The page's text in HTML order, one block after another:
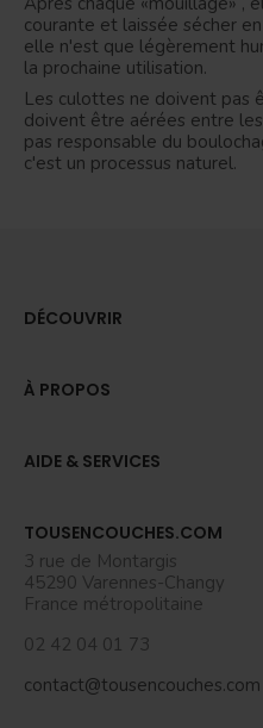
courante et laissée sécher
elle n'est que légèrement
la prochaine utilisation.
Les culottes ne doivent pas
doivent être aérées entre
pas responsable du
c'est un processus naturel.
DÉCOUVRIR
À PROPOS
AIDE & SERVICES
TOUSENCOUCHES.COM
3 rue de Montargis
45290 Varennes-Changy
France métropolitaine
02 42 04 01 73
contact@tousencouches.com